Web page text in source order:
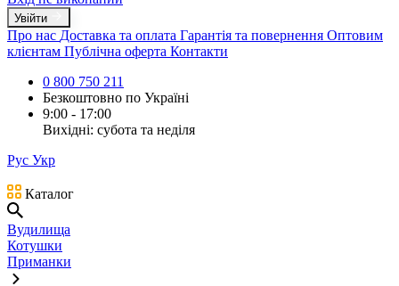
Увійти
Про нас Доставка та оплата Гарантія та повернення Оптовим
клієнтам Публічна оферта Контакти
0 800 750 211
Безкоштовно по Україні
9:00 - 17:00
Вихідні: субота та неділя
Рус Укр
Каталог
Вудилища
Котушки
Приманки